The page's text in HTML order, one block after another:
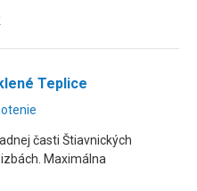
Teplice
časti Štiavnických
Maximálna